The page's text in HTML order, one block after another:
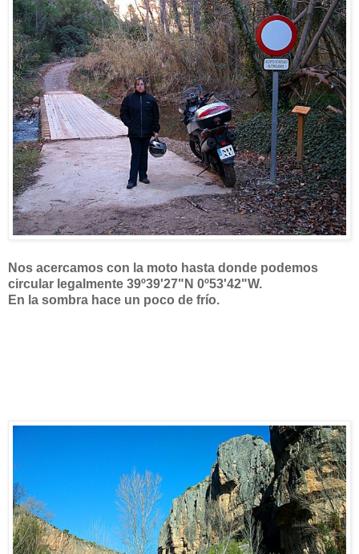
Nos acercamos con la moto hasta donde podemos
circular legalmente 39º39'27"N 0º53'42"W.
En la sombra hace un poco de frío.